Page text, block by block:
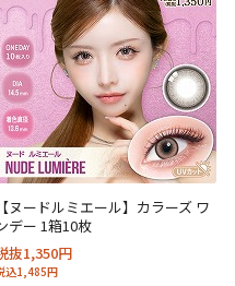
【ヌードルミエール】カラーズ ワ
デー 1箱10枚
抜1,350円
込1,485円